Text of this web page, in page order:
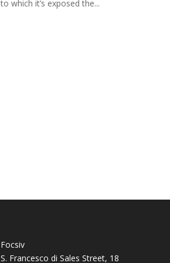
to which it’s exposed the...
Focsiv
S. Francesco di Sales Street, 18